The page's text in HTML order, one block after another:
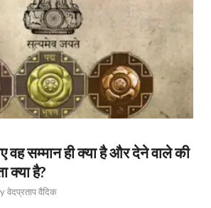
वह सम्मान ही क्या है और देने वाले की
क्या है?
वेदप्रताप वैदिक